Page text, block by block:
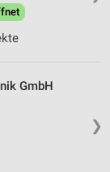
❯
GmbH